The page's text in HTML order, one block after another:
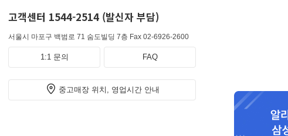
고객센터 1544-2514 (발신자 부담)
서울시 마포구 백범로 71 숨도빌딩 7층 Fax 02-6926-2600
1:1 문의 FAQ
중고매장 위치, 영업시간 안내